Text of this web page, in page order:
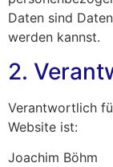
Daten sind
werden kannst.
2.
Verantwortlich
Website ist:
Joachim Böhm